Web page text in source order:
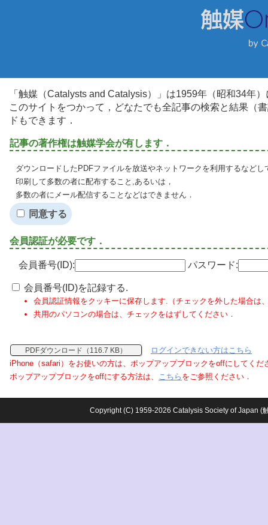
「触媒（Catalysts and Catalysis）」は1959年（昭和34年
このサイトをつかって，どなたでも全記事の検索と結果（
ドもできます．
記事の著作権は触媒学会が有します．
ダウンロードしたPDFファイルを放送やネットワークを利用するなど
印刷して多数の者に配布すること,あるいは，
多数の者にメール配信することなどはできません．
同意する
会員認証が必要です．
会員番号(ID): パスワード:
会員番号(ID)を記録する.
会員認証情報をクッキーに保存します.（チェックを外した場合は
共用のパソコンの場合は、チェックをはずしてください．
PDFダウンロード（116.7 KB）
ログインできない方はこちら
iPhone（safari）をお使いの方は、ポップアップブロックをoffにしてくだ
ポップアップブロックをoffにする方法は、 こちら をご参照ください．
Copyright (C) 1959-2026 Catalysis Society of Japan (